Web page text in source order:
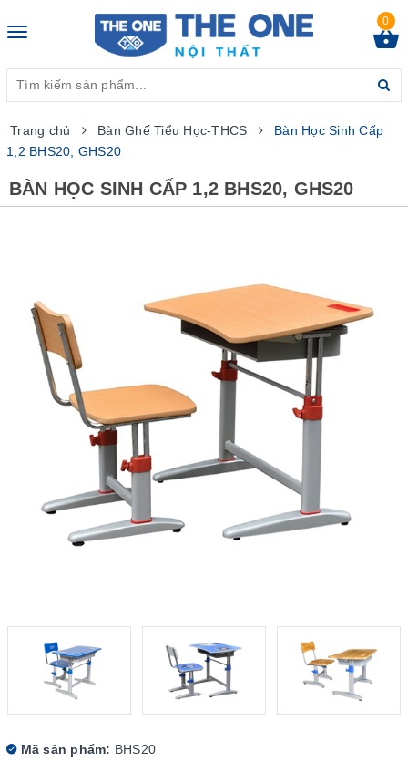
Toggle
0
Trang chủ Bàn Ghế Tiểu Học-THCS
Bàn Học Sinh Cấp
1,2 BHS20, GHS20
BÀN HỌC SINH CẤP 1,2 BHS20, GHS20
Mã sản phẩm: BHS20